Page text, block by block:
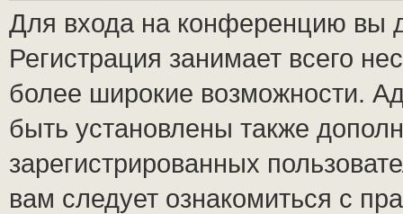
Для входа на конференцию вы
Регистрация занимает всего
более широкие возможности.
быть установлены также
зарегистрированных
вам следует ознакомиться с